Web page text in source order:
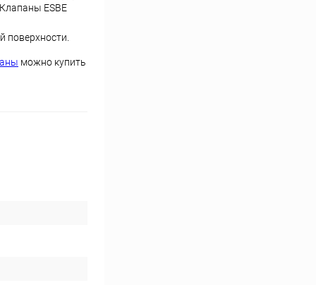
ESBE
поверхности.
можно купить